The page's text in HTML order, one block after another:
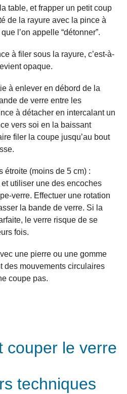
table, et frapper un petit coup
de la rayure avec la pince à
l’on appelle “détonner”.
à filer sous la rayure, c’est-à-
opaque.
à enlever en débord de la
de verre entre les
à détacher en intercalant un
vers soi en la baissant
filer la coupe jusqu’au bout
étroite (moins de 5 cm) :
utiliser une des encoches
verre. Effectuer une rotation
la bande de verre. Si la
le verre risque de se
fois.
une pierre ou une gomme
des mouvements circulaires
coupe pas.
couper le verre
techniques